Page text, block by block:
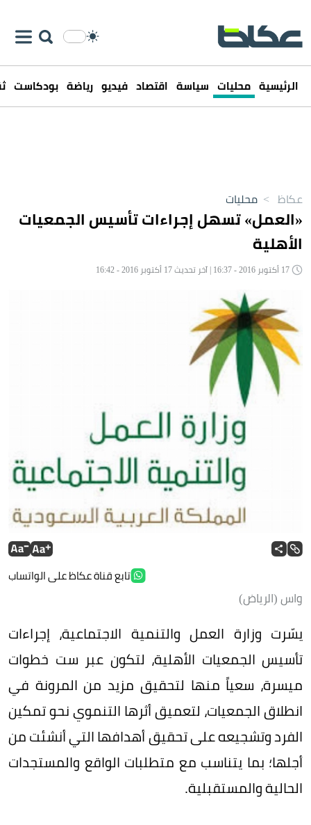
الرئيسية محليات سياسة اقتصاد فيديو رياضة بودكاست
عكاظ > محليات
«العمل» تسهل إجراءات تأسيس الجمعيات
الأهلية
تابع قناة عكاظ على الواتساب
واس (الرياض)
يسّرت وزارة العمل والتنمية الاجتماعية، إجراءات
تأسيس الجمعيات الأهلية، لتكون عبر ست خطوات
ميسرة، سعياً منها لتحقيق مزيد من المرونة في
انطلاق الجمعيات، لتعميق أثرها التنموي نحو تمكين
الفرد وتشجيعه على تحقيق أهدافها التي أنشئت من
أجلها؛ بما يتناسب مع متطلبات الواقع والمستجدات
الحالية والمستقبلية.